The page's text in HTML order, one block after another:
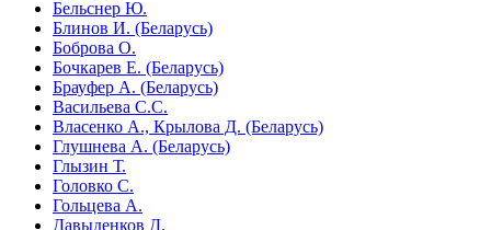
Бельснер Ю.
Блинов И. (Беларусь)
Боброва О.
Бочкарев Е. (Беларусь)
Брауфер А. (Беларусь)
Васильева С.С.
Власенко А., Крылова Д. (Беларусь)
Глушнева А. (Беларусь)
Глызин Т.
Головко С.
Гольцева А.
Давыденков Д.